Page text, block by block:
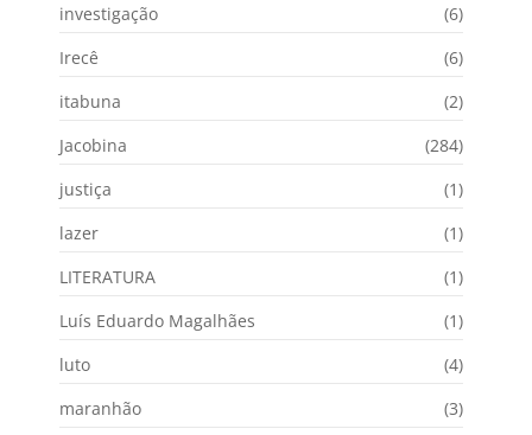
investigação
(6)
Irecê
(6)
itabuna
(2)
Jacobina
(284)
justiça
(1)
lazer
(1)
LITERATURA
(1)
Luís Eduardo Magalhães
(1)
luto
(4)
maranhão
(3)